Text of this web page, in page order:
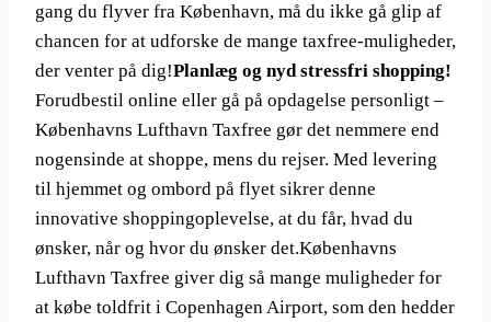
gang du flyver fra København, må du ikke gå glip af
chancen for at udforske de mange taxfree-muligheder,
der venter på dig!Planlæg og nyd stressfri shopping!
Forudbestil online eller gå på opdagelse personligt –
Københavns Lufthavn Taxfree gør det nemmere end
nogensinde at shoppe, mens du rejser. Med levering
til hjemmet og ombord på flyet sikrer denne
innovative shoppingoplevelse, at du får, hvad du
ønsker, når og hvor du ønsker det.Københavns
Lufthavn Taxfree giver dig så mange muligheder for
at købe toldfrit i Copenhagen Airport, som den hedder